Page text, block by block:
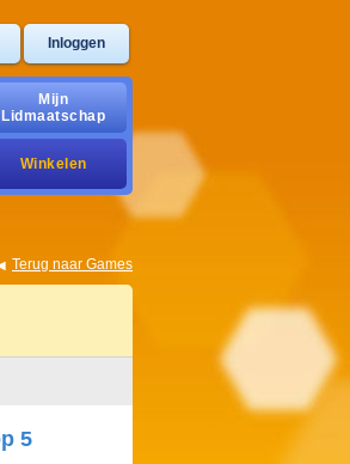
Inloggen
Mijn
Lidmaatschap
Winkelen
Terug naar Games
5